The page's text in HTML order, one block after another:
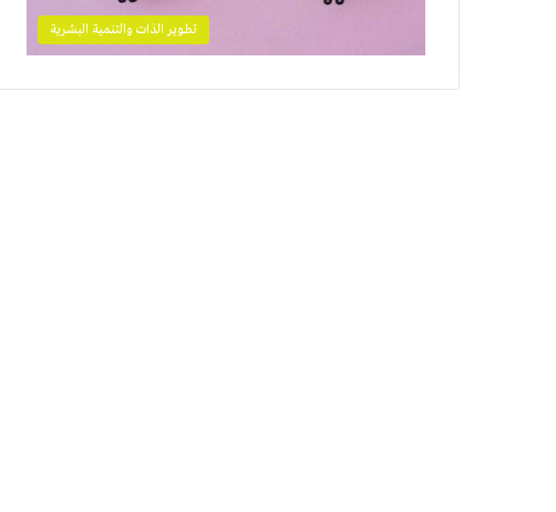
تطوير الذات والتنمية البشرية